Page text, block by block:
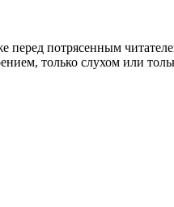
перед потрясенным
только слухом или